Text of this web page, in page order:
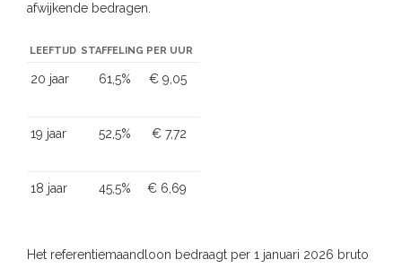
afwijkende bedragen.
LEEFTIJD STAFFELING PER UUR
20 jaar 61,5% € 9,05
19 jaar 52,5% € 7,72
18 jaar 45,5% € 6,69
Het referentiemaandloon bedraagt per 1 januari 2026 bruto